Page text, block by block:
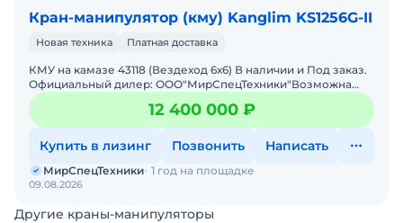
Кран-манипулятор (кму) Kanglim KS1256G-II
Новая техника Платная доставка
КМУ на камазе 43118 (Вездеход 6х6) В наличии и Под заказ.
Официальный дилер: ООО"МирСпецТехники"Возможна
продажа в лизинг. Заводская гарантия. Доставка по РФ. Ц
12 400 000 ₽
Купить в лизинг Позвонить Написать
09.08.2026
МирСпецТехники 1 год на площадке
Другие краны-манипуляторы